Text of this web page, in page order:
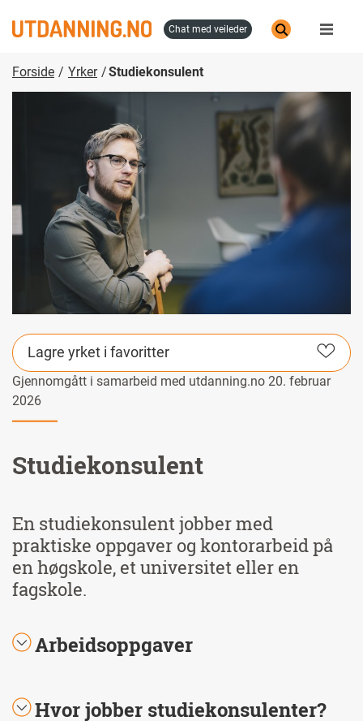
til
chat med veileder
Forside Yrker Studiekonsulent
Lagre yrket i favoritter
Gjennomgått i samarbeid med utdanning.no 20. februar
2026
Studiekonsulent
En studiekonsulent jobber med
praktiske oppgaver og kontorarbeid på
en høgskole, et universitet eller en
fagskole.
Arbeidsoppgaver
Hvor jobber studiekonsulenter?